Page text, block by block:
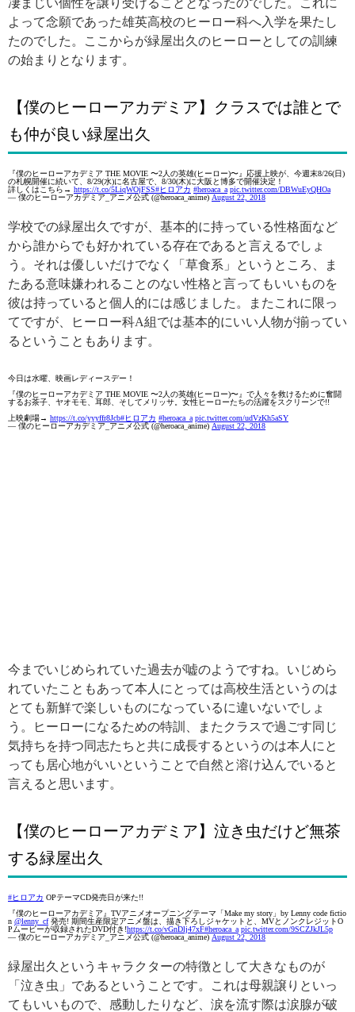
凄まじい個性を譲り受けることとなったのでした。これに
よって念願であった雄英高校のヒーロー科へ入学を果たし
たのでした。ここからが緑屋出久のヒーローとしての訓練
の始まりとなります。
【僕のヒーローアカデミア】クラスでは誰とで
も仲が良い緑屋出久
『僕のヒーローアカデミア THE MOVIE 〜2人の英雄(ヒーロー)〜』応援上映が、今週末8/26(日)
の札幌開催に続いて、8/29(水)に名古屋で、8/30(木)に大阪と博多で開催決定！
詳しくはこちら→ https://t.co/5LiqWOjFSS#ヒロアカ #heroaca_a pic.twitter.com/DBWuEyQHOa
— 僕のヒーローアカデミア_アニメ公式 (@heroaca_anime) August 22, 2018
学校での緑屋出久ですが、基本的に持っている性格面など
から誰からでも好かれている存在であると言えるでしょ
う。それは優しいだけでなく「草食系」というところ、ま
たある意味嫌われることのない性格と言ってもいいものを
彼は持っていると個人的には感じました。またこれに限っ
てですが、ヒーロー科A組では基本的にいい人物が揃ってい
るということもあります。
今日は水曜、映画レディースデー！
『僕のヒーローアカデミア THE MOVIE 〜2人の英雄(ヒーロー)〜』で人々を救けるために奮闘
するお茶子、ヤオモモ、耳郎、そしてメリッサ。女性ヒーローたちの活躍をスクリーンで!!
上映劇場→ https://t.co/yyyffr8Jcb#ヒロアカ #heroaca_a pic.twitter.com/udVzKh5aSY
— 僕のヒーローアカデミア_アニメ公式 (@heroaca_anime) August 22, 2018
今までいじめられていた過去が嘘のようですね。いじめら
れていたこともあって本人にとっては高校生活というのは
とても新鮮で楽しいものになっているに違いないでしょ
う。ヒーローになるための特訓、またクラスで過ごす同じ
気持ちを持つ同志たちと共に成長するというのは本人にと
っても居心地がいいということで自然と溶け込んでいると
言えると思います。
【僕のヒーローアカデミア】泣き虫だけど無茶
する緑屋出久
#ヒロアカ OPテーマCD発売日が来た!!
『僕のヒーローアカデミア』TVアニメオープニングテーマ「Make my story」by Lenny code fictio
n @lenny_cf発売! 期間生産限定アニメ盤は、描き下ろしジャケットと、MVとノンクレジットO
Pムービーが収録されたDVD付き!https://t.co/vGnDlj47xF#heroaca_a pic.twitter.com/9SCZJkJL5p
— 僕のヒーローアカデミア_アニメ公式 (@heroaca_anime) August 22, 2018
緑屋出久というキャラクターの特徴として大きなものが
「泣き虫」であるということです。これは母親譲りといっ
てもいいもので、感動したりなど、涙を流す際は涙腺が破